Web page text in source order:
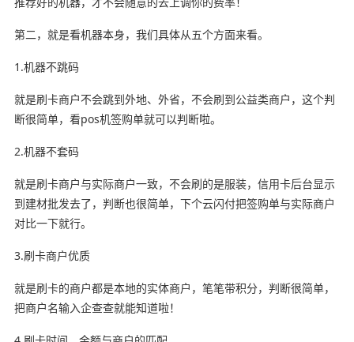
第二，就是看机器本身，我们具体从五个方面来看。
1.机器不跳码
就是刷卡商户不会跳到外地、外省，不会刷到公益类商户，这个判
断很简单，看pos机签购单就可以判断啦。
2.机器不套码
就是刷卡商户与实际商户一致，不会刷的是服装，信用卡后台显示
到建材批发去了，判断也很简单，下个云闪付把签购单与实际商户
对比一下就行。
3.刷卡商户优质
就是刷卡的商户都是本地的实体商户，笔笔带积分，判断很简单，
把商户名输入企查查就能知道啦！